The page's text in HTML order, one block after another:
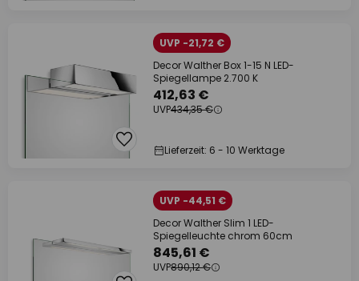
UVP -21,72 €
Decor Walther Box 1-15 N LED-
Spiegellampe 2.700 K
412,63 €
UVP434,35 €
Lieferzeit: 6 - 10 Werktage
UVP -44,51 €
Decor Walther Slim 1 LED-
Spiegelleuchte chrom 60cm
845,61 €
UVP890,12 €